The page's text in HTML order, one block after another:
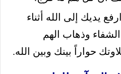
ارفع يديك إلى الله أثناء
وذهاب الهم
حواراً بينك وبين الله.